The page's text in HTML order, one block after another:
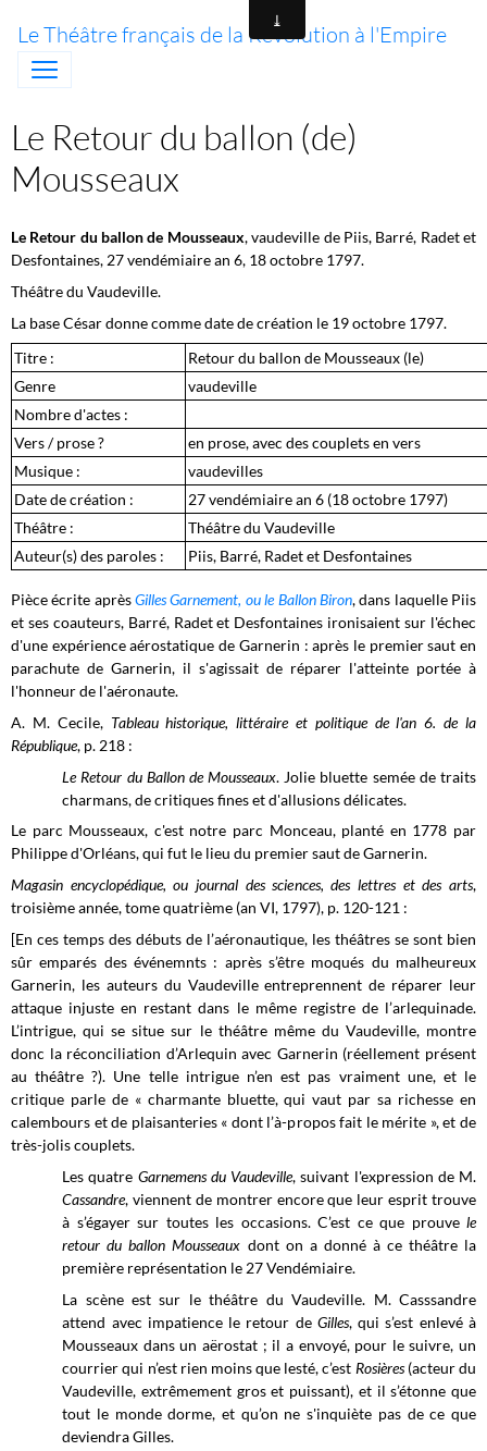
Le Théâtre français de la Révolution à l'Empire
Le Retour du ballon (de)
Mousseaux
Le Retour du ballon de Mousseaux, vaudeville de Piis, Barré, Radet et
Desfontaines, 27 vendémiaire an 6, 18 octobre 1797.
Théâtre du Vaudeville.
La base César donne comme date de création le 19 octobre 1797.
Titre :
Retour du ballon de Mousseaux (le)
Genre
vaudeville
Nombre d'actes :
Vers / prose ?
en prose, avec des couplets en vers
Musique :
vaudevilles
Date de création :
27 vendémiaire an 6 (18 octobre 1797)
Théâtre :
Théâtre du Vaudeville
Auteur(s) des paroles :
Piis, Barré, Radet et Desfontaines
Pièce écrite aprèsGilles Garnement, ou le Ballon Biron, dans laquelle Piis
et ses coauteurs, Barré, Radet et Desfontaines ironisaient sur l'échec
d'une expérience aérostatique de Garnerin : après le premier saut en
parachute de Garnerin, il s'agissait de réparer l'atteinte portée à
l'honneur de l'aéronaute.
A. M. Cecile, Tableau historique, littéraire et politique de l'an 6. de la
République, p. 218 :
Le Retour du Ballon de Mousseaux. Jolie bluette semée de traits
charmans, de critiques fines et d'allusions délicates.
Le parc Mousseaux, c'est notre parc Monceau, planté en 1778 par
Philippe d'Orléans, qui fut le lieu du premier saut de Garnerin.
Magasin encyclopédique, ou journal des sciences, des lettres et des arts,
troisième année, tome quatrième (an VI, 1797), p. 120-121 :
[En ces temps des débuts de l’aéronautique, les théâtres se sont bien
sûr emparés des événemnts : après s’être moqués du malheureux
Garnerin, les auteurs du Vaudeville entreprennent de réparer leur
attaque injuste en restant dans le même registre de l’arlequinade.
L’intrigue, qui se situe sur le théâtre même du Vaudeville, montre
donc la réconciliation d’Arlequin avec Garnerin (réellement présent
au théâtre ?). Une telle intrigue n’en est pas vraiment une, et le
critique parle de « charmante bluette, qui vaut par sa richesse en
calembours et de plaisanteries « dont l’à-propos fait le mérite », et de
très-jolis couplets.
Les quatre Garnemens du Vaudeville, suivant l'expression de M.
Cassandre, viennent de montrer encore que leur esprit trouve
à s’égayer sur toutes les occasions. C’est ce que prouve le
retour du ballon Mousseaux dont on a donné à ce théâtre la
première représentation le 27 Vendémiaire.
La scène est sur le théâtre du Vaudeville. M. Casssandre
attend avec impatience le retour de Gilles, qui s’est enlevé à
Mousseaux dans un aërostat ; il a envoyé, pour le suivre, un
courrier qui n’est rien moins que lesté, c’est Rosières(acteur du
Vaudeville, extrêmement gros et puissant), et il s’étonne que
tout le monde dorme, et qu’on ne s'inquiète pas de ce que
deviendra Gilles.